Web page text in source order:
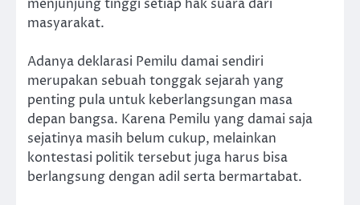
menjunjung tinggi setiap hak suara dari
masyarakat.
Adanya deklarasi Pemilu damai sendiri
merupakan sebuah tonggak sejarah yang
penting pula untuk keberlangsungan masa
depan bangsa. Karena Pemilu yang damai saja
sejatinya masih belum cukup, melainkan
kontestasi politik tersebut juga harus bisa
berlangsung dengan adil serta bermartabat.